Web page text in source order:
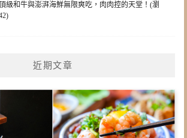
級和牛與澎湃海鮮無限爽吃，肉肉控的天堂！(瀏
近期文章